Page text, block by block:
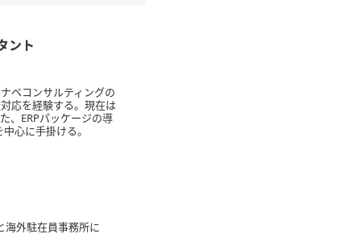
ント
ベコンサルティングの
応を経験する。現在は
、ERPパッケージの導
心に手掛ける。
海外駐在員事務所に